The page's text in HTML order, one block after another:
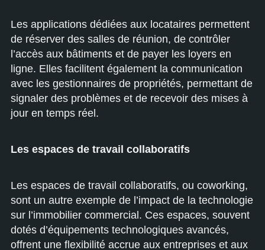
Les applications dédiées aux locataires permettent
de réserver des salles de réunion, de contrôler
l’accès aux bâtiments et de payer les loyers en
ligne. Elles facilitent également la communication
avec les gestionnaires de propriétés, permettant de
signaler des problèmes et de recevoir des mises à
jour en temps réel.
Les espaces de travail collaboratifs
Les espaces de travail collaboratifs, ou coworking,
sont un autre exemple de l’impact de la technologie
sur l’immobilier commercial. Ces espaces, souvent
dotés d’équipements technologiques avancés,
offrent une flexibilité accrue aux entreprises et aux